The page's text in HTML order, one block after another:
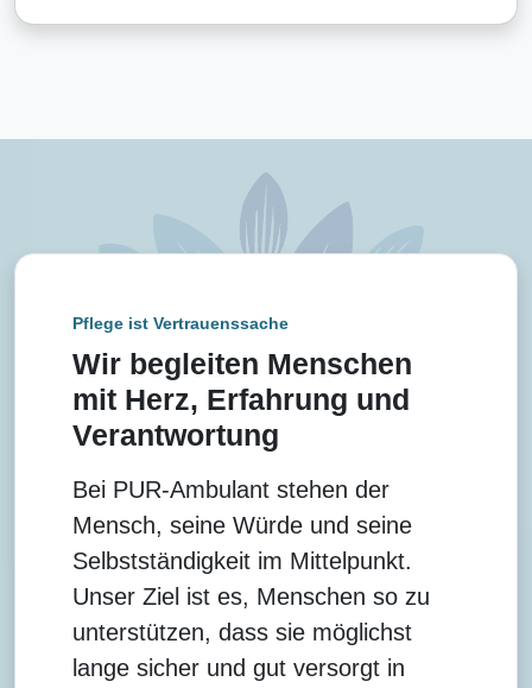
Pflege ist Vertrauenssache
Wir begleiten Menschen
mit Herz, Erfahrung und
Verantwortung
Bei PUR-Ambulant stehen der
Mensch, seine Würde und seine
Selbstständigkeit im Mittelpunkt.
Unser Ziel ist es, Menschen so zu
unterstützen, dass sie möglichst
lange sicher und gut versorgt in